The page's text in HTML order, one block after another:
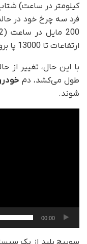
کیلومتر در ساعت)
فرد سه چرخ خود در
ارتفاعات تا 13000 پا برود.
با این حال، تغییر از
طول می‌کشد، دم
شوند.
00:00